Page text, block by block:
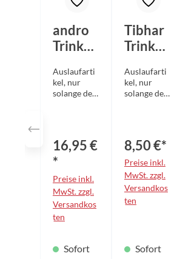
andro
Trinkfl
alpha
Auslaufarti
kel, nur
solange der
vom
tatsächliche
Lagerbestan
d
abweichen!
Volumen
650ml
100% Tritan
16,95 €
*
Preise inkl.
MwSt. zzgl.
Versandkos
ten
Sofort
Tibhar
Trinkfl
Alu
Auslaufarti
kel, nur
solange der
vom
tatsächliche
n
Lagerbestan
d
abweichen!
Aluminium
8,50 €*
Preise inkl.
MwSt. zzgl.
Versandkos
ten
Sofort